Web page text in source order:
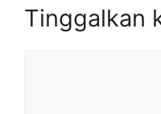
Tinggalkan